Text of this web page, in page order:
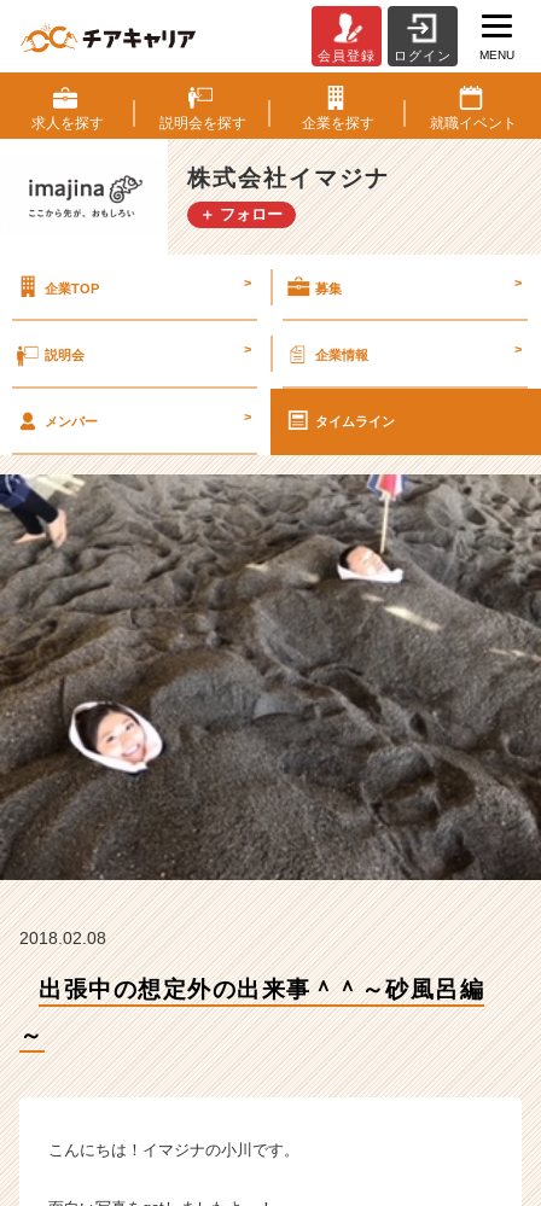
張
中
の
想
定
外
事
～
呂
編
～
【株
式
会
社
イ
マ
ジ
ナ
の
タ
イ
ム
ラ
イ
ン
チ
業
会員登録 ログイン MENU
求人を探す 説明会を探す 企業を探す 就職イベント
株式会社イマジナ
＋ フォロー
企業TOP > 募集 >
説明会 > 企業情報 >
メンバー > タイムライン
2018.02.08
出張中の想定外の出来事＾＾～砂風呂編
～
こんにちは！イマジナの小川です。